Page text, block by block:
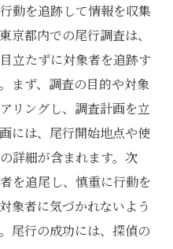
動を追跡して情報を収集
京都内での尾行調査は、
立たずに対象者を追跡す
まず、調査の目的や対象
リングし、調査計画を立
には、尾行開始地点や使
詳細が含まれます。次
を追尾し、慎重に行動を
象者に気づかれないよう
尾行の成功には、探偵の